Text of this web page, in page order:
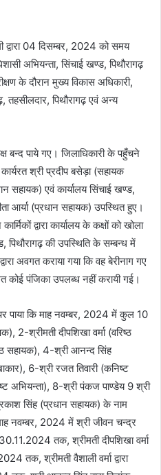
द्वारा 04 दिसम्बर, 2024 को समय
अभियन्ता, सिंचाई खण्ड, पिथौरागढ़
के दौरान मुख्य विकास अधिकारी,
तहसीलदार, पिथौरागढ़ एवं अन्य
बन्द पाये गए। जिलाधिकारी के पहुँचने
श्री प्रदीप बसेड़ा (सहायक
सहायक) एवं कार्यालय सिंचाई खण्ड,
आर्या (प्रधान सहायक) उपस्थित हुए।
द्वारा कार्यालय के कक्षों को खोला
पिथौरागढ़ की उपस्थिति के सम्बन्ध में
अवगत कराया गया कि वह बेरीनाग गए
पंजिका उपलब्ध नहीं करायी गई।
पाया कि माह नवम्बर, 2024 में कुल 10
2-श्रीमती दीपशिखा वर्मा (वरिष्ठ
सहायक), 4-श्री आनन्द सिंह
6-श्री रजत तिवारी (कनिष्ट
अभियन्ता), 8-श्री पंकज पाण्डेय 9 श्री
सिंह (प्रधान सहायक) के नाम
नवम्बर, 2024 में श्री जीवन चन्द्र
तक, श्रीमती दीपशिखा वर्मा
तक, श्रीमती वैशाली वर्मा द्वारा